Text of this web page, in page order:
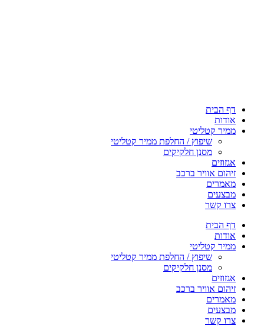
דף הבית
אודות
ממיר קטליטי
שיפוץ / החלפת ממיר קטליטי
מסנן חלקיקים
אגזוזים
זיהום אוויר ברכב
מאמרים
מבצעים
צרו קשר
דף הבית
אודות
ממיר קטליטי
שיפוץ / החלפת ממיר קטליטי
מסנן חלקיקים
אגזוזים
זיהום אוויר ברכב
מאמרים
מבצעים
צרו קשר